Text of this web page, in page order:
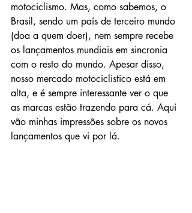
motociclismo. Mas, como sabemos, o
Brasil, sendo um país de terceiro mundo
(doa a quem doer), nem sempre recebe
os lançamentos mundiais em sincronia
com o resto do mundo. Apesar disso,
nosso mercado motociclistico está em
alta, e é sempre interessante ver o que
as marcas estão trazendo para cá. Aqui
vão minhas impressões sobre os novos
lançamentos que vi por lá.